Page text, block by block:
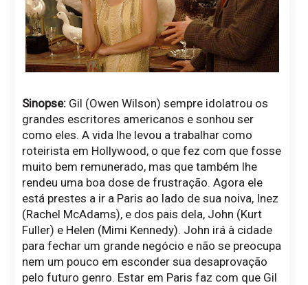
Sinopse: Gil (Owen Wilson) sempre idolatrou os
grandes escritores americanos e sonhou ser
como eles. A vida lhe levou a trabalhar como
roteirista em Hollywood, o que fez com que fosse
muito bem remunerado, mas que também lhe
rendeu uma boa dose de frustração. Agora ele
está prestes a ir a Paris ao lado de sua noiva, Inez
(Rachel McAdams), e dos pais dela, John (Kurt
Fuller) e Helen (Mimi Kennedy). John irá à cidade
para fechar um grande negócio e não se preocupa
nem um pouco em esconder sua desaprovação
pelo futuro genro. Estar em Paris faz com que Gil